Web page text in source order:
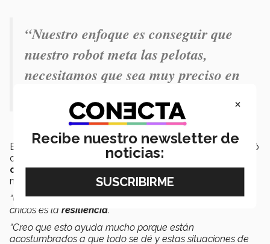
“Nuestro enfoque es conseguir que
nuestro robot meta las pelotas,
necesitamos que sea muy preciso en
En este sentido elhead coach Eusebio Ayala
aseguró
que los alumnos han logradodesarrollar diversas
competenciaslas cuales pondrán enprácticaal
momento de estar en la arena.
“Una parte muy importante que están desarrollando los
chicos es la resiliencia.
“Creo que esto ayuda mucho porque están
acostumbrados a que todo se dé y estas situaciones de
×
Recibe nuestro newsletter de
noticias: